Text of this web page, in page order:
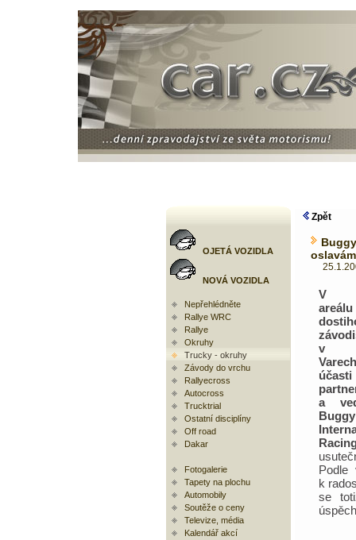
OJETÁ VOZIDLA
NOVÁ VOZIDLA
Nepřehlédněte
Rallye WRC
Rallye
Okruhy
Trucky - okruhy
Závody do vrchu
Rallyecross
Autocross
Trucktrial
Ostatní disciplíny
Off road
Dakar
Fotogalerie
Tapety na plochu
Automobily
Soutěže o ceny
Televize, média
Kalendář akcí
Zpět
V
areálu
v
a
Podle
k
se